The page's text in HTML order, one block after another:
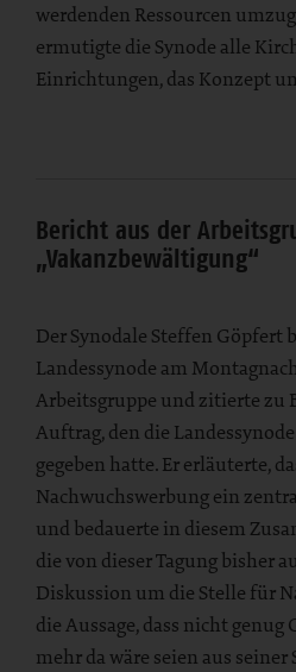
werdenden Ressourcen
ermutigte die Synode alle
Einrichtungen, das Konzept
Bericht aus der
„Vakanzbewältigung“
Der Synodale Steffen Göpfert
Landessynode am
Arbeitsgruppe und zitierte zu
Auftrag, den die
gegeben hatte. Er erläuterte,
Nachwuchswerbung ein
und bedauerte in diesem
die von dieser Tagung bisher
Diskussion um die Stelle für
die Aussage, dass nicht
mehr da wäre seien aus